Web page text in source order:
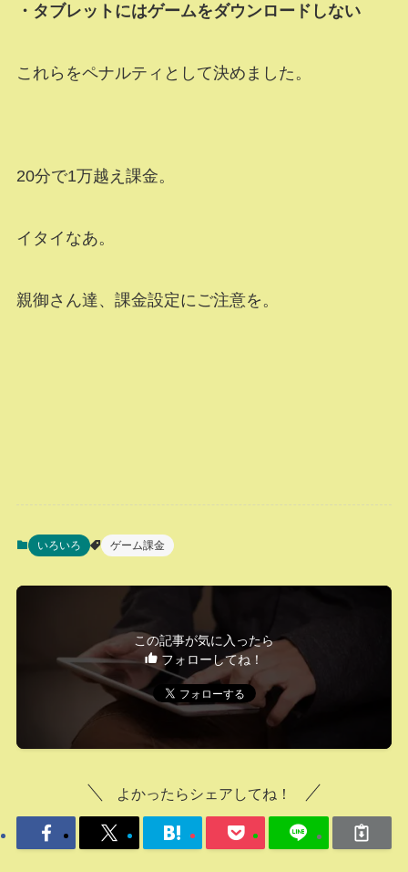
・タブレットにはゲームをダウンロードしない
これらをペナルティとして決めました。
20分で1万越え課金。
イタイなあ。
親御さん達、課金設定にご注意を。
いろいろ ゲーム課金
この記事が気に入ったら
フォローしてね！
よかったらシェアしてね！